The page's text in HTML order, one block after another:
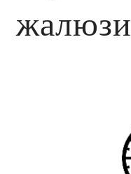
жалюзи